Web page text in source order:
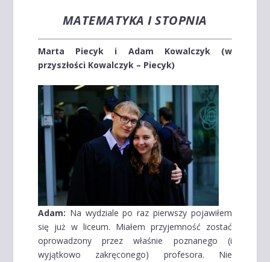
MATEMATYKA I STOPNIA
Marta Piecyk i Adam Kowalczyk (w
przyszłości Kowalczyk – Piecyk)
Adam: Na wydziale po raz pierwszy pojawiłem
się już w liceum. Miałem przyjemność zostać
oprowadzony przez właśnie poznanego (i
wyjątkowo zakręconego) profesora. Nie